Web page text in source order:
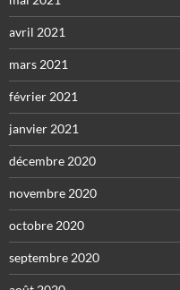
avril 2021
mars 2021
février 2021
janvier 2021
décembre 2020
novembre 2020
octobre 2020
septembre 2020